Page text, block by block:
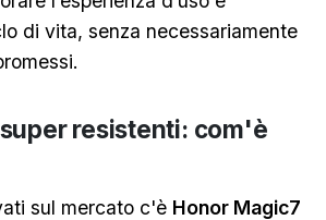
di vita, senza necessariamente
resistenti: com'è
sul mercato c'è Honor Magic7